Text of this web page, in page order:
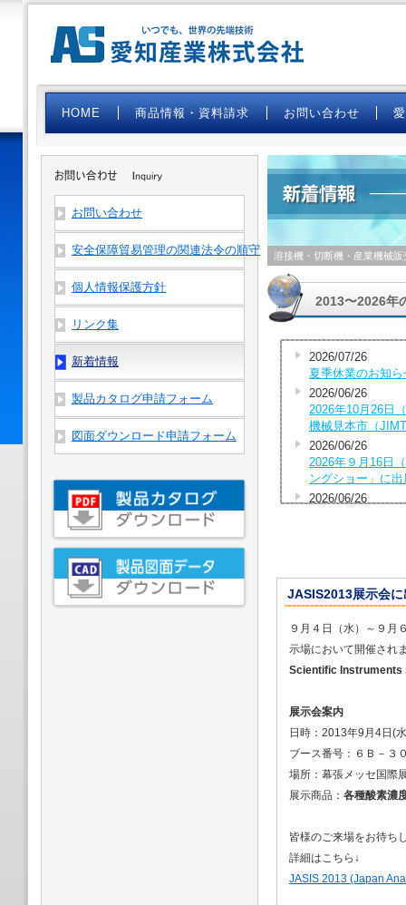
HOME 商品情報・資料請求 お問い合わせ
溶接機・切断機・産業機械
2013〜2026年
2026/07/26
夏季休業のお知ら
2026/06/26
2026年10月26日
機械見本市（
2026/06/26
2026年９月16日
ングショー」に
2026/06/26
ECONOMY」に
2026/04/24
2026年度 第18
2026/04/03
2026年度 第18回
2026年６月「ロ
2026/02/17
2026年５月27日
国際宇宙ビジネ
2026/02/17
2026年４月「次
2026/02/17
2026年３月「風
2026年１月 品川
JASIS2013展示会
９月４日（水）～９月
示場において開催され
Scientific Instruments
展示会案内
日時：2013年9月4日(
ブース番号：６Ｂ－３
場所：幕張メッセ国際
展示商品： 各種酸素濃
皆様のご来場をお待ち
詳細はこちら↓
JASIS 2013 (Japan
お問い合わせ
安全保障貿易管理の関連法令の順守
個人情報保護方針
リンク集
新着情報
製品カタログ申請フォーム
図面ダウンロード申請フォーム